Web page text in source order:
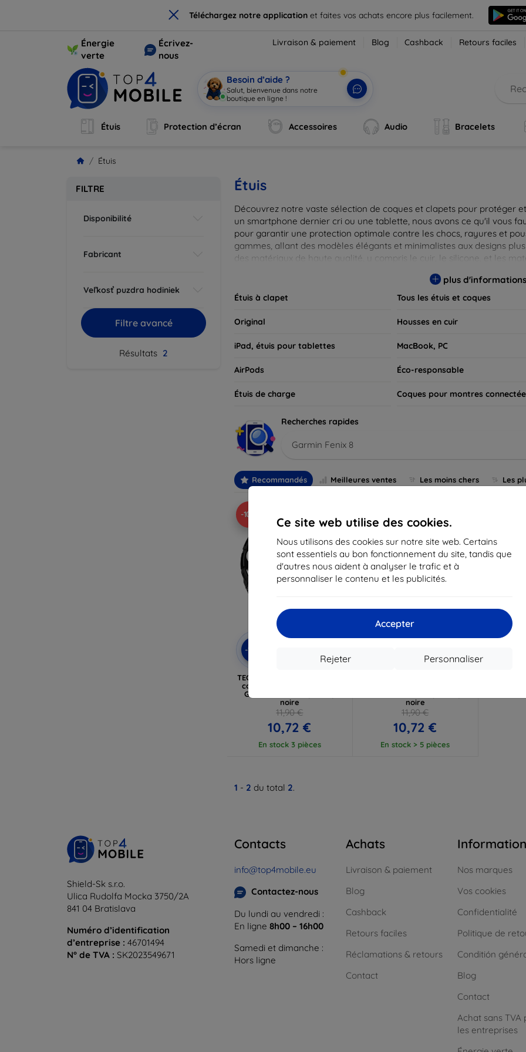
× Téléchargez notre application et faites vos achats encore plus facilement.
Ce site web utilise des cookies.
Nous utilisons des cookies sur notre site web. Certains
sont essentiels au bon fonctionnement du site, tandis que
d'autres nous aident à analyser le trafic et à
personnaliser le contenu et les publicités.
Accepter
Personnaliser
Rejeter
Énergie
verte
Écrivez-
nous
Livraison & paiement Blog Cashback Retours faciles
Besoin d’aide ?
Salut, bienvenue dans notre
boutique en ligne !
Étuis Protection d’écran Accessoires Audio Bracelets
Étuis
FILTRE
Disponibilité
Fabricant
Veľkosť puzdra hodiniek
Filtre avancé
Résultats 2
Étuis
Découvrez notre vaste sélection de coques et clapets pour protéger
un smartphone dernier cri ou une tablette, nous avons ce qu'il vous
pour garantir une protection optimale contre les chocs, rayures et
gammes, allant des modèles élégants et minimalistes aux designs
des matériaux de haute qualité, y compris le cuir, le silicone, et les
plus d'informations
Étuis à clapet Tous les étuis et coques
Original Housses en cuir
iPad, étuis pour tablettes MacBook, PC
AirPods Éco-responsable
Étuis de charge Coques pour montres
Recherches rapides
Garmin Fenix 8
Recommandés Meilleures ventes Les moins chers Les
-10%
-10%
Réduction
TECH-PROTECT DEFENSE AIR
coque de protection pour
GARMIN FENIX 8 (51 MM)
noire
11,90 €
10,72 €
En stock 3 pièces
Réduction
noire
11,90 €
10,72 €
En stock > 5 pièces
1 - 2 du total 2.
Shield-Sk s.r.o.
Ulica Rudolfa Mocka 3750/2A
841 04 Bratislava
Numéro d’identification
d’entreprise : 46701494
N° de TVA : SK2023549671
Contacts
info@top4mobile.eu
Contactez-nous
Du lundi au vendredi :
En ligne 8h00 – 16h00
Samedi et dimanche :
Hors ligne
Achats
Livraison & paiement
Blog
Cashback
Retours faciles
Réclamations & retours
Contact
Nos marques
Vos cookies
Confidentialité
Politique de
Conditión
Blog
Contact
Achat sans TVA
les entreprises